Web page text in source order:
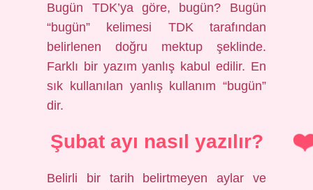
Bugün TDK’ya göre, bugün? Bugün
“bugün” kelimesi TDK tarafından
belirlenen doğru mektup şeklinde.
Farklı bir yazım yanlış kabul edilir. En
sık kullanılan yanlış kullanım “bugün”
dir.
Şubat ayı nasıl yazılır?
Belirli bir tarih belirtmeyen aylar ve